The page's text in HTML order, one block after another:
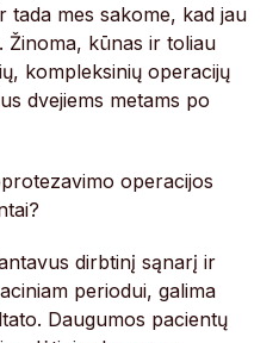
tada mes sakome, kad jau
Žinoma, kūnas ir toliau
kompleksinių operacijų
dvejiems metams po
operacijos
dirbtinį sąnarį ir
periodui, galima
Daugumos pacientų